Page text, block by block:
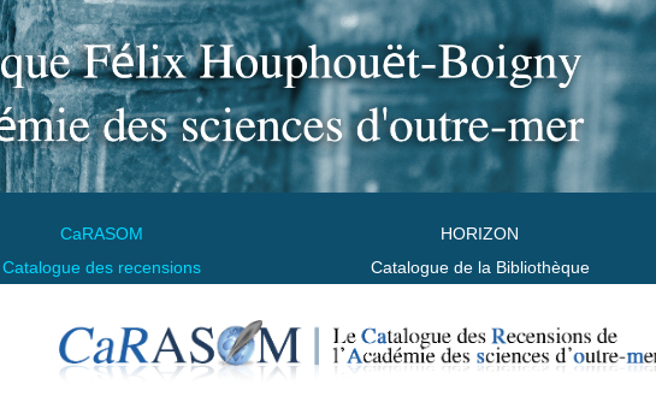
CaRASOM
Catalogue des recensions
HORIZON
Catalogue de la Bibliothèque